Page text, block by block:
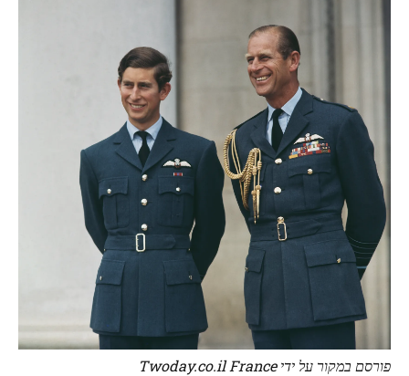
פורסם במקור על ידי Twoday.co.il France